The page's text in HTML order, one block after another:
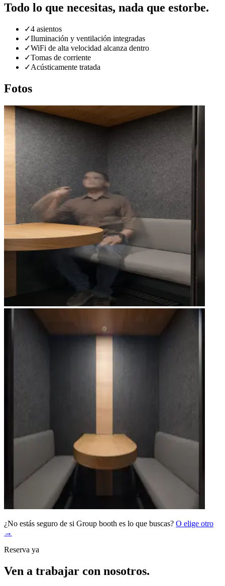
Todo lo que necesitas, nada que estorbe.
✓4 asientos
✓Iluminación y ventilación integradas
✓WiFi de alta velocidad alcanza dentro
✓Tomas de corriente
✓Acústicamente tratada
Fotos
¿No estás seguro de si Group booth es lo que buscas? O elige otro
→
Reserva ya
Ven a trabajar con nosotros.